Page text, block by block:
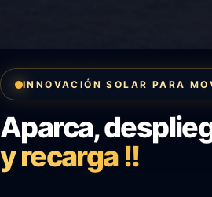
INNOVACIÓN SOLAR PARA
Aparca,
y recarga !!